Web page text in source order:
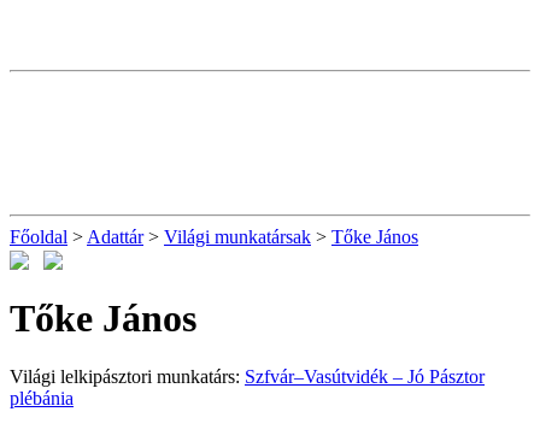
Főoldal > Adattár> Világi munkatársak > Tőke János
Tőke János
Világi lelkipásztori munkatárs: Szfvár–Vasútvidék – Jó Pásztor
plébánia